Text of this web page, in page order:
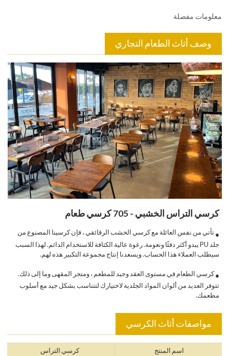
معلومات مفصلة
وصف أثاث الطعام التجاري
كرسي التراس الخشبي - 705 كرسي طعام
● تأتي من نفس العائلة مع كرسي الخشب الرقائقي ، فإن كرسينا المصنوع من
جلد PU يبدو أكثر دفئًا ونعومة. رغوة عالية الكثافة للاستخدام الدائم. لهذا السبب
سيطلب العملاء هذا الحساب. ويسعدنا إنتاج مجموعة التكبير هذه لهم.
● كرسي الطعام في مستوى العقد وجيد للمطعم ، ومتجر المقهى وما إلى ذلك.
تتوفر العديد من ألوان المواد الجلدية لاختيارك لتتناسب بشكل جيد مع أسلوب
مطعمك.
مواصفات أثاث الكرسي
اسم المنتج كرسي التراس